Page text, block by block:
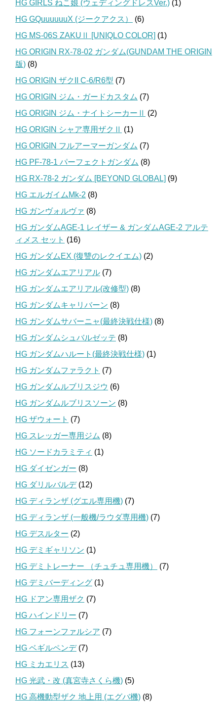
HG GIRLS ねこ娘 (ウェディングドレスVer.) (1)
HG GQuuuuuuX (ジークアクス）
(6)
HG MS-06S ZAKUⅡ [UNIQLO COLOR] (1)
HG ORIGIN RX-78-02 ガンダム(GUNDAM THE ORIGIN
版) (8)
HG ORIGIN ザクII C-6/R6型 (7)
HG ORIGIN ジム・ガードカスタム (7)
HG ORIGIN ジム・ナイトシーカーⅡ (2)
HG ORIGIN シャア専用ザクⅡ (1)
HG ORIGIN フルアーマーガンダム (7)
HG PF-78-1 パーフェクトガンダム (8)
HG RX-78-2 ガンダム [BEYOND GLOBAL] (9)
HG エルガイムMk-2 (8)
HG ガンヴォルヴァ (8)
HG ガンダムAGE-1 レイザー & ガンダムAGE-2 アルテ
ィメス セット (16)
HG ガンダムEX (復讐のレクイエム) (2)
HG ガンダムエアリアル (7)
HG ガンダムエアリアル(改修型) (8)
HG ガンダムキャリバーン (8)
HG ガンダムサバーニャ(最終決戦仕様) (8)
HG ガンダムシュバルゼッテ (8)
HG ガンダムハルート(最終決戦仕様) (1)
HG ガンダムファラクト (7)
HG ガンダムルブリスジウ (6)
HG ガンダムルブリスソーン (8)
HG ザウォート (7)
HG スレッガー専用ジム (8)
HG ソードカラミティ (1)
HG ダイゼンガー (8)
HG ダリルバルデ(12)
HG ディランザ (グエル専用機) (7)
HG ディランザ (一般機/ラウダ専用機) (7)
HG デスルター (2)
HG デミギャリソン (1)
HG デミトレーナー （チュチュ専用機）
(7)
HG デミバーディング (1)
HG ドアン専用ザク (7)
HG ハインドリー (7)
HG フォーンファルシア (7)
HG ベギルペンデ(7)
HG ミカエリス (13)
HG 光武・改 (真宮寺さくら機) (5)
HG 高機動型ザク 地上用 (エグバ機) (8)